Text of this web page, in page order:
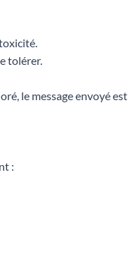
tolérer.
le message envoyé est
: